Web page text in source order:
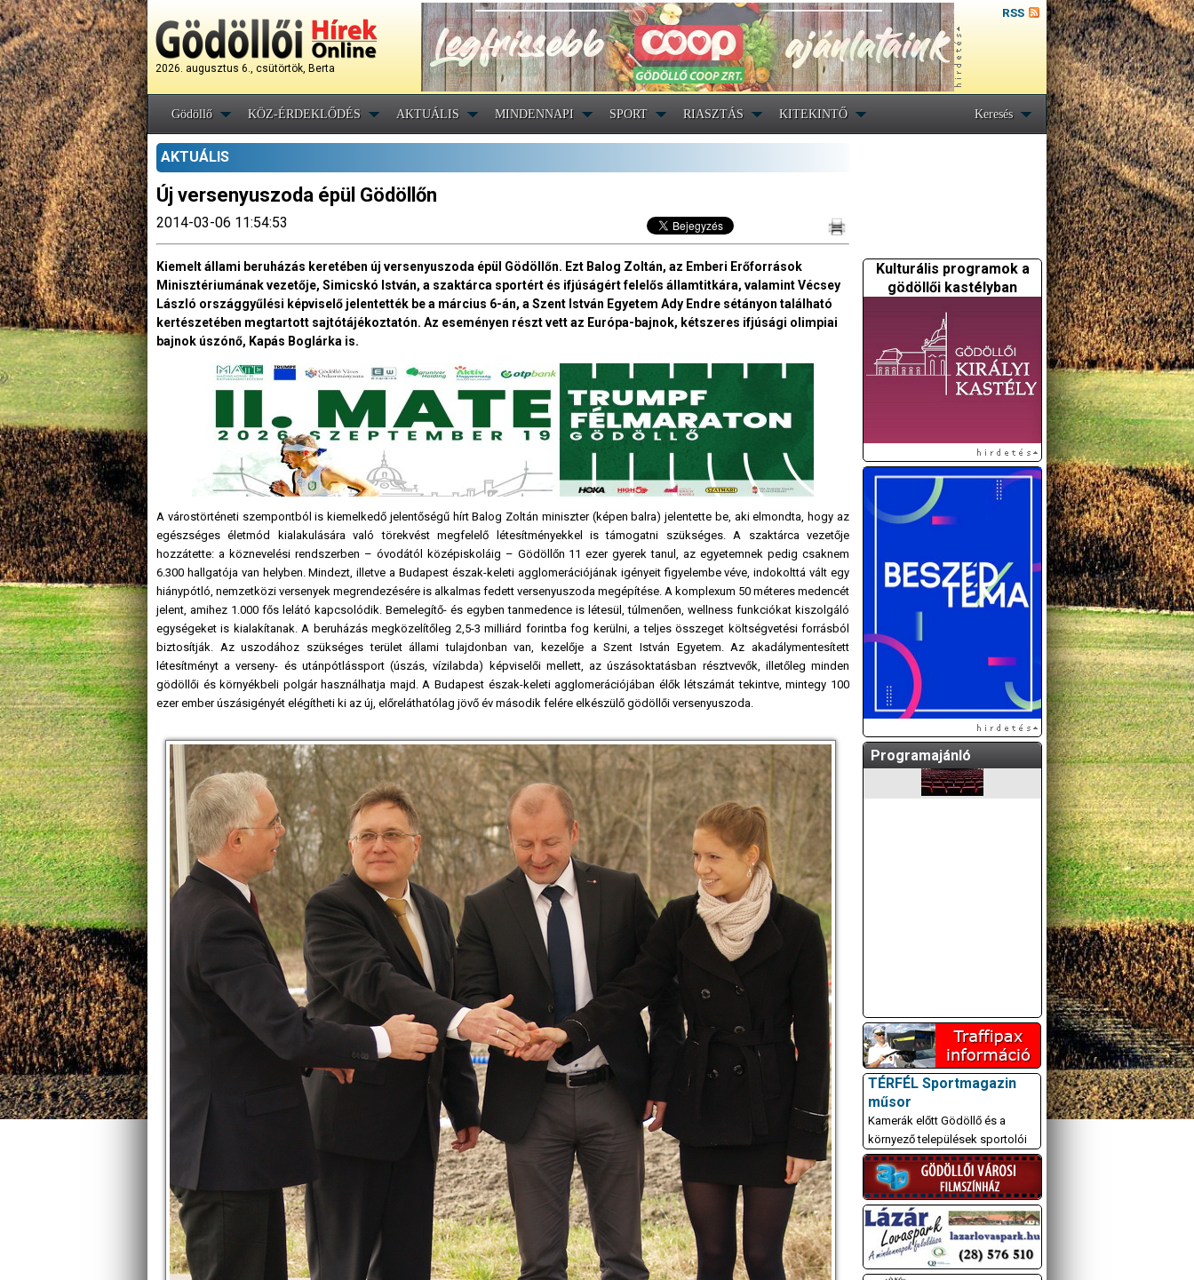
2026. augusztus 6., csütörtök, Berta
RSS
Gödöllő KÖZ-ÉRDEKLŐDÉS AKTUÁLIS MINDENNAPI SPORT RIASZTÁS KITEKINTŐ Keresés
AKTUÁLIS
Új versenyuszoda épül Gödöllőn
2014-03-06 11:54:53
Kiemelt állami beruházás keretében új versenyuszoda épül Gödöllőn. Ezt Balog Zoltán, az Emberi Erőforrások
Minisztériumának vezetője, Simicskó István, a szaktárca sportért és ifjúságért felelős államtitkára, valamint Vécsey
László országgyűlési képviselő jelentették be a március 6-án, a Szent István Egyetem Ady Endre sétányon található
kertészetében megtartott sajtótájékoztatón. Az eseményen részt vett az Európa-bajnok, kétszeres ifjúsági olimpiai
bajnok úszónő, Kapás Boglárka is.
A várostörténeti szempontból is kiemelkedő jelentőségű hírt Balog Zoltán miniszter (képen balra) jelentette be, aki elmondta, hogy az
egészséges életmód kialakulására való törekvést megfelelő létesítményekkel is támogatni szükséges. A szaktárca vezetője
hozzátette: a köznevelési rendszerben – óvodától középiskoláig – Gödöllőn 11 ezer gyerek tanul, az egyetemnek pedig csaknem
6.300 hallgatója van helyben. Mindezt, illetve a Budapest észak-keleti agglomerációjának igényeit figyelembe véve, indokolttá vált egy
hiánypótló, nemzetközi versenyek megrendezésére is alkalmas fedett versenyuszoda megépítése. A komplexum 50 méteres medencét
jelent, amihez 1.000 fős lelátó kapcsolódik. Bemelegítő- és egyben tanmedence is létesül, túlmenően, wellness funkciókat kiszolgáló
egységeket is kialakítanak. A beruházás megközelítőleg 2,5-3 milliárd forintba fog kerülni, a teljes összeget költségvetési forrásból
biztosítják. Az uszodához szükséges terület állami tulajdonban van, kezelője a Szent István Egyetem. Az akadálymentesített
létesítményt a verseny- és utánpótlássport (úszás, vízilabda) képviselői mellett, az úszásoktatásban résztvevők, illetőleg minden
gödöllői és környékbeli polgár használhatja majd. A Budapest észak-keleti agglomerációjában élők létszámát tekintve, mintegy 100
ezer ember úszásigényét elégítheti ki az új, előreláthatólag jövő év második felére elkészülő gödöllői versenyuszoda.
Kulturális programok a
gödöllői kastélyban
Programajánló
A GÖDÖLLŐI ÉS
KÖRNYÉKBELI
SPORTPROGRAMOKAT
KÖZÖSSÉGI
OLDALUNKON TESSZÜK
TÉRFÉL Sportmagazin
műsor
Kamerák előtt Gödöllő és a
környező települések sportolói